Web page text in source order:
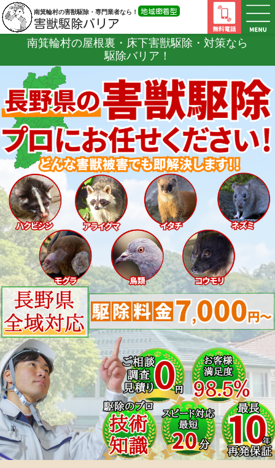
南箕輪村の害獣駆除・専門業者なら！ 地域密着型
害獣駆除バリア
南箕輪村の屋根裏・床下害獣駆除・対策なら
駆除バリア！